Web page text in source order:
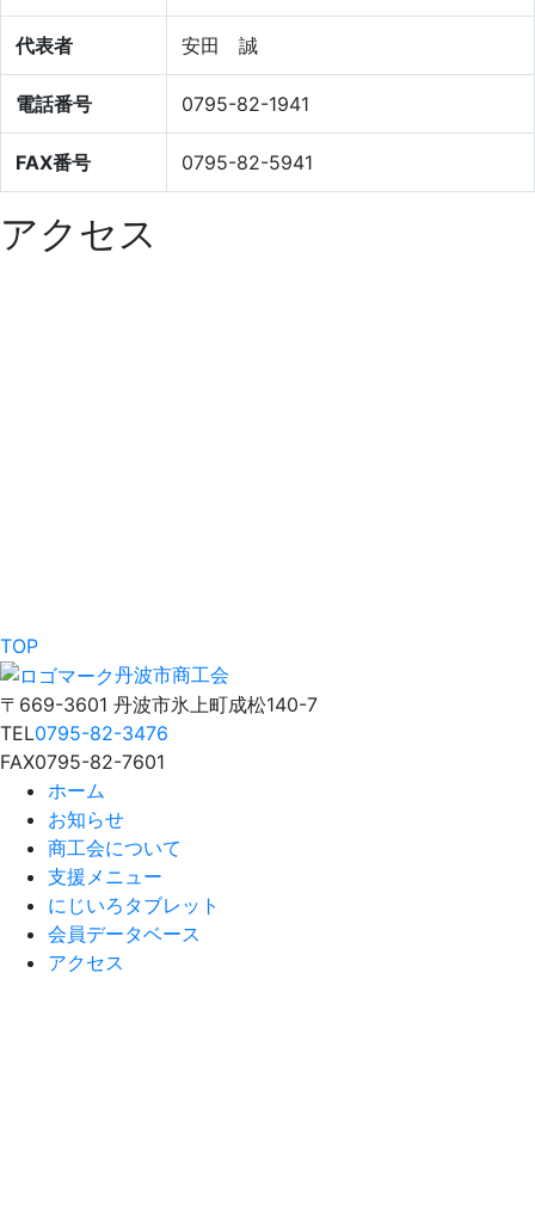
代表者 安田 誠
電話番号 0795-82-1941
FAX番号 0795-82-5941
アクセス
TOP
丹波市商工会
〒669-3601 丹波市氷上町成松140-7
TEL0795-82-3476
FAX0795-82-7601
ホーム
お知らせ
商工会について
支援メニュー
にじいろタブレット
会員データベース
アクセス